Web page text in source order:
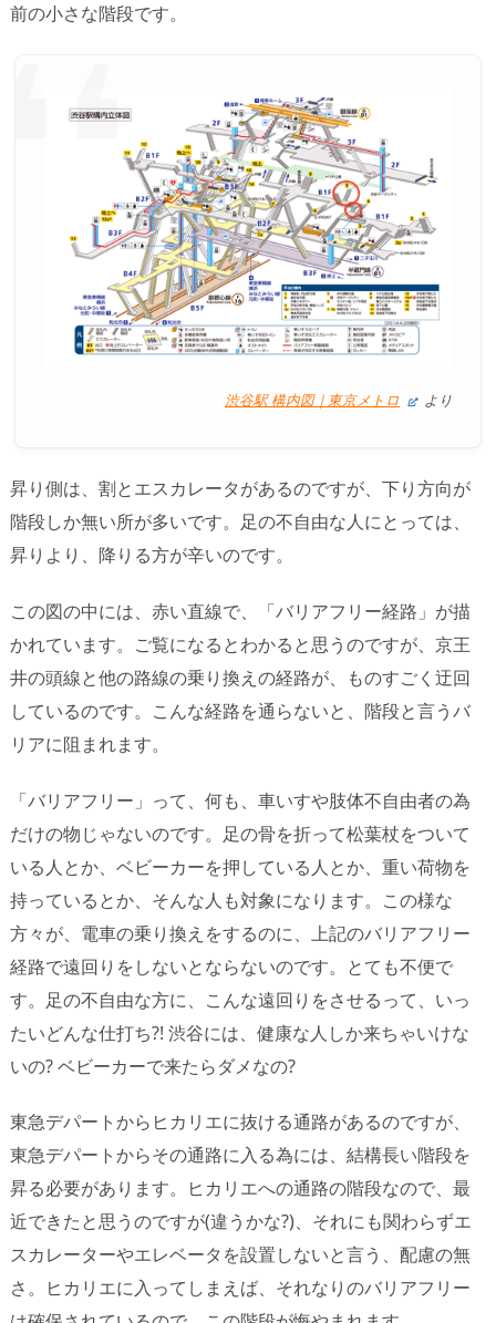
前の小さな階段です。
渋谷駅 構内図｜東京メトロ より
昇り側は、割とエスカレータがあるのですが、下り方向が
階段しか無い所が多いです。足の不自由な人にとっては、
昇りより、降りる方が辛いのです。
この図の中には、赤い直線で、「バリアフリー経路」が描
かれています。ご覧になるとわかると思うのですが、京王
井の頭線と他の路線の乗り換えの経路が、ものすごく迂回
しているのです。こんな経路を通らないと、階段と言うバ
リアに阻まれます。
「バリアフリー」って、何も、車いすや肢体不自由者の為
だけの物じゃないのです。足の骨を折って松葉杖をついて
いる人とか、ベビーカーを押している人とか、重い荷物を
持っているとか、そんな人も対象になります。この様な
方々が、電車の乗り換えをするのに、上記のバリアフリー
経路で遠回りをしないとならないのです。とても不便で
す。足の不自由な方に、こんな遠回りをさせるって、いっ
たいどんな仕打ち?! 渋谷には、健康な人しか来ちゃいけな
いの? ベビーカーで来たらダメなの?
東急デパートからヒカリエに抜ける通路があるのですが、
東急デパートからその通路に入る為には、結構長い階段を
昇る必要があります。ヒカリエへの通路の階段なので、最
近できたと思うのですが(違うかな?)、それにも関わらずエ
スカレーターやエレベータを設置しないと言う、配慮の無
さ。ヒカリエに入ってしまえば、それなりのバリアフリー